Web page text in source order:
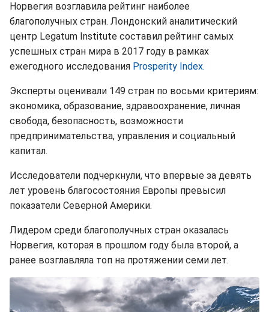
Норвегия возглавила рейтинг наиболее
благополучных стран. Лондонский аналитический
центр Legatum Institute составил рейтинг самых
успешных стран мира в 2017 году в рамках
ежегодного исследования Prosperity Index.
Эксперты оценивали 149 стран по восьми критериям:
экономика, образование, здравоохранение, личная
свобода, безопасность, возможности
предпринимательства, управления и социальный
капитал.
Исследователи подчеркнули, что впервые за девять
лет уровень благосостояния Европы превысил
показатели Северной Америки.
Лидером среди благополучных стран оказалась
Норвегия, которая в прошлом году была второй, а
ранее возглавляла топ на протяжении семи лет.